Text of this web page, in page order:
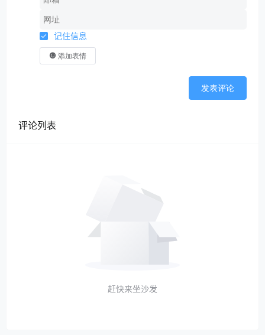
记住信息
添加表情
发表评论
评论列表
赶快来坐沙发